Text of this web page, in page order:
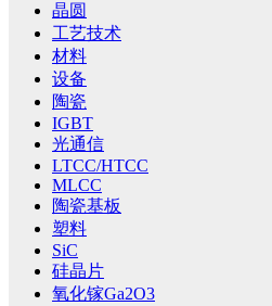
晶圆
工艺技术
材料
设备
陶瓷
IGBT
光通信
LTCC/HTCC
MLCC
陶瓷基板
塑料
SiC
硅晶片
氧化镓Ga2O3